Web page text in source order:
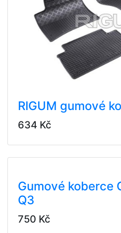
RIGUM gumové
634 Kč
Gumové koberce
Q3
750 Kč